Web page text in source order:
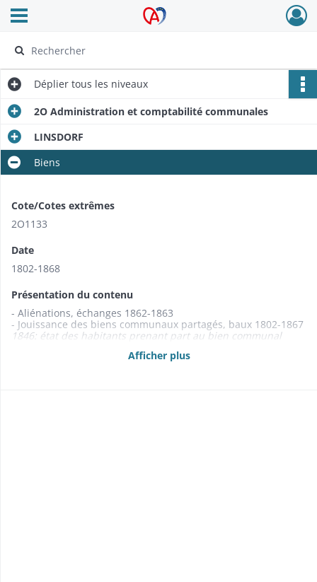
Archives Alsace - Colmar
Ouvrir le menu déroulant
Déplier tous les niveaux
2O Administration et comptabilité communales
LINSDORF
Biens
Cote/Cotes extrêmes
2O1133
Date
1802-1868
Présentation du contenu
- Aliénations, échanges 1862-1863
- Jouissance des biens communaux partagés, baux 1802-1867
1846: état des habitants prenant part au bien communal
1847-1848, 1856-1857: rôles de recouvrement des taxes sur la
Afficher plus